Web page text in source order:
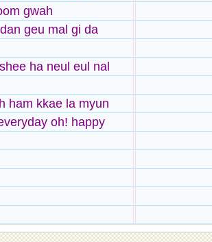
gwah
geu mal gi da
ha neul eul nal
ham kkae la myun
oh! happy